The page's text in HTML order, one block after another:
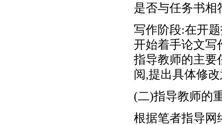
是否与任务书相
写作阶段:在开
开始着手论文写
指导教师的主要
阅,提出具体修
(二)指导教师的
根据笔者指导网